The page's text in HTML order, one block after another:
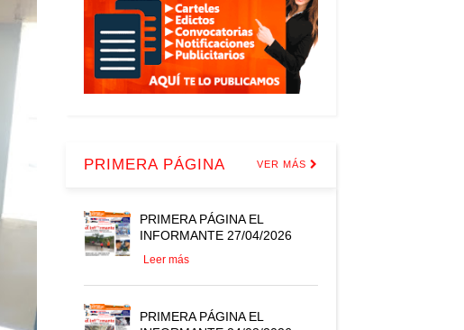
PRIMERA PÁGINA VER MÁS
PRIMERA PÁGINA EL
INFORMANTE 27/04/2026
Leer más
PRIMERA PÁGINA EL